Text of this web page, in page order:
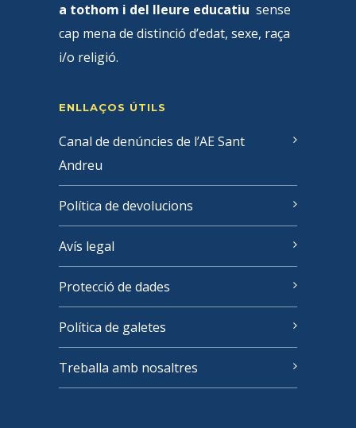
a tothom i del lleure educatiu sense
cap mena de distinció d’edat, sexe, raça
i/o religió.
ENLLAÇOS ÚTILS
Canal de denúncies de l’AE Sant
Andreu
Política de devolucions
Avís legal
Protecció de dades
Política de galetes
Treballa amb nosaltres